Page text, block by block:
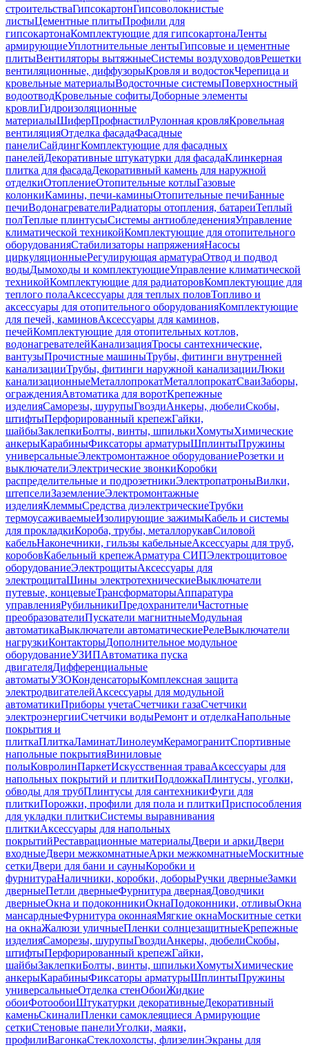
строительстваГипсокартонГипсоволокнистые
листыЦементные плитыПрофили для
гипсокартонаКомплектующие для гипсокартонаЛенты
армирующиеУплотнительные лентыГипсовые и цементные
плитыВентиляторы вытяжныеСистемы воздуховодовРешетки
вентиляционные, диффузорыКровля и водостокЧерепица и
кровельные материалыВодосточные системыПоверхностный
водоотводКровельные софитыДоборные элементы
кровлиГидроизоляционные
материалыШиферПрофнастилРулонная кровляКровельная
вентиляцияОтделка фасадаФасадные
панелиСайдингКомплектующие для фасадных
панелейДекоративные штукатурки для фасадаКлинкерная
плитка для фасадаДекоративный камень для наружной
отделкиОтоплениеОтопительные котлыГазовые
колонкиКамины, печи-каминыОтопительные печиБанные
печиВодонагревателиРадиаторы отопления, батареиТеплый
полТеплые плинтусыСистемы антиобледененияУправление
климатической техникойКомплектующие для отопительного
оборудованияСтабилизаторы напряженияНасосы
циркуляционныеРегулирующая арматураОтвод и подвод
водыДымоходы и комплектующиеУправление климатической
техникойКомплектующие для радиаторовКомплектующие для
теплого полаАксессуары для теплых половТопливо и
аксессуары для отопительного оборудованияКомплектующие
для печей, каминовАксессуары для каминов,
печейКомплектующие для отопительных котлов,
водонагревателейКанализацияТросы сантехнические,
вантузыПрочистные машиныТрубы, фитинги внутренней
канализацииТрубы, фитинги наружной канализацииЛюки
канализационныеМеталлопрокатМеталлопрокатСваиЗаборы,
огражденияАвтоматика для воротКрепежные
изделияСаморезы, шурупыГвоздиАнкеры, дюбелиСкобы,
штифтыПерфорированный крепежГайки,
шайбыЗаклепкиБолты, винты, шпилькиХомутыХимические
анкерыКарабиныФиксаторы арматурыШплинтыПружины
универсальныеЭлектромонтажное оборудованиеРозетки и
выключателиЭлектрические звонкиКоробки
распределительные и подрозетникиЭлектропатроныВилки,
штепселиЗаземлениеЭлектромонтажные
изделияКлеммыСредства диэлектрическиеТрубки
термоусаживаемыеИзолирующие зажимыКабель и системы
для прокладкиКороба, трубы, металлорукавСиловой
кабельНаконечники, гильзы кабельныеАксессуары для труб,
коробовКабельный крепежАрматура СИПЭлектрощитовое
оборудованиеЭлектрощитыАксессуары для
электрощитаШины электротехническиеВыключатели
путевые, концевыеТрансформаторыАппаратура
управленияРубильникиПредохранителиЧастотные
преобразователиПускатели магнитныеМодульная
автоматикаВыключатели автоматическиеРелеВыключатели
нагрузкиКонтакторыДополнительное модульное
оборудованиеУЗИПАвтоматика пуска
двигателяДифференциальные
автоматыУЗОКонденсаторыКомплексная защита
электродвигателейАксессуары для модульной
автоматикиПриборы учетаСчетчики газаСчетчики
электроэнергииСчетчики водыРемонт и отделкаНапольные
покрытия и
плиткаПлиткаЛаминатЛинолеумКерамогранитСпортивные
напольные покрытияВиниловые
полыКовролинПаркетИскусственная траваАксессуары для
напольных покрытий и плиткиПодложкаПлинтусы, уголки,
обводы для трубПлинтусы для сантехникиФуги для
плиткиПорожки, профили для пола и плиткиПриспособления
для укладки плиткиСистемы выравнивания
плиткиАксессуары для напольных
покрытийРеставрационные материалыДвери и аркиДвери
входныеДвери межкомнатныеАрки межкомнатныеМоскитные
сеткиДвери для бани и сауныКоробки и
фурнитураНаличники, коробки, доборыРучки дверныеЗамки
дверныеПетли дверныеФурнитура двернаяДоводчики
дверныеОкна и подоконникиОкнаПодоконники, отливыОкна
мансардныеФурнитура оконнаяМягкие окнаМоскитные сетки
на окнаЖалюзи уличныеПленки солнцезащитныеКрепежные
изделияСаморезы, шурупыГвоздиАнкеры, дюбелиСкобы,
штифтыПерфорированный крепежГайки,
шайбыЗаклепкиБолты, винты, шпилькиХомутыХимические
анкерыКарабиныФиксаторы арматурыШплинтыПружины
универсальныеОтделка стенОбоиЖидкие
обоиФотообоиШтукатурки декоративныеДекоративный
каменьСкиналиПленки самоклеящиеся Армирующие
сеткиСтеновые панелиУголки, маяки,
профилиВагонкаСтеклохолсты, флизелинЭкраны для